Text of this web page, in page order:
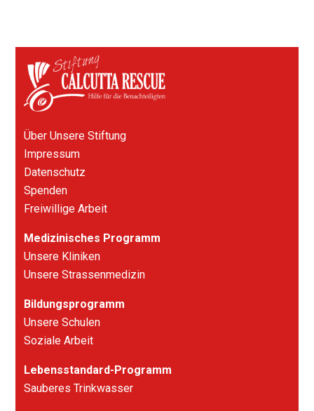
Über Unsere Stiftung
Impressum
Datenschutz
Spenden
Freiwillige Arbeit
Medizinisches Programm
Unsere Kliniken
Unsere Strassenmedizin
Bildungsprogramm
Unsere Schulen
Soziale Arbeit
Lebensstandard-Programm
Sauberes Trinkwasser